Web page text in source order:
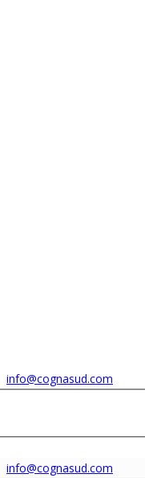
info@cognasud.com
info@cognasud.com